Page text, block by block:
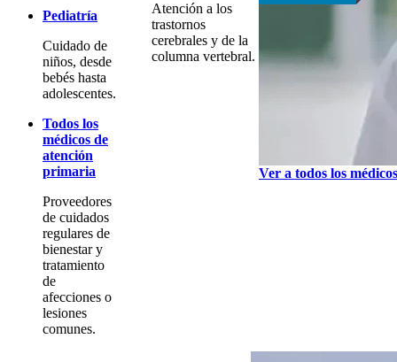
Pediatría
Cuidado de
niños, desde
bebés hasta
adolescentes.
Todos los
médicos de
atención
primaria
Proveedores
de cuidados
regulares de
bienestar y
tratamiento
de
afecciones o
lesiones
comunes.
Atención a los
trastornos
cerebrales y de la
columna vertebral.
Ver a todos los médicos